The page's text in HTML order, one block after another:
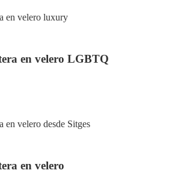
en velero LGBTQ
en velero